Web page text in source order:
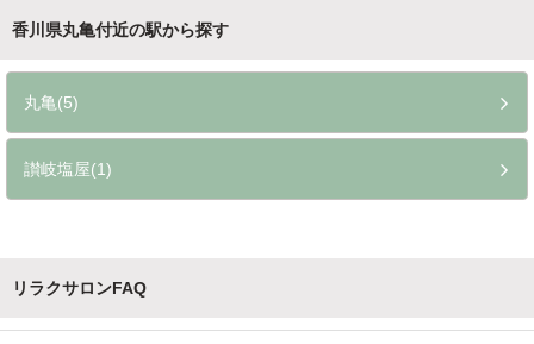
香川県丸亀付近の駅から探す
丸亀(5)
讃岐塩屋(1)
リラクサロンFAQ